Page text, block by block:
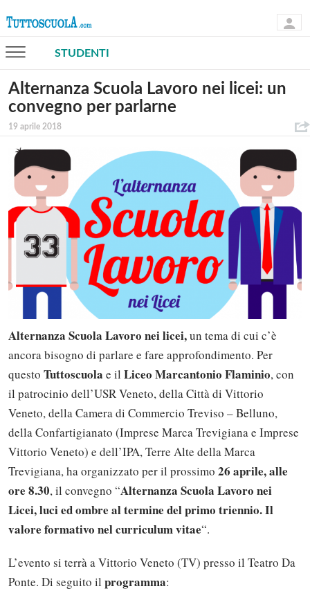
STUDENTI
Alternanza Scuola Lavoro nei licei: un
convegno per parlarne
19 aprile 2018
Alternanza Scuola Lavoro nei licei,un tema di cui c’è
ancora bisogno di parlare e fare approfondimento. Per
questo Tuttoscuola e il Liceo Marcantonio Flaminio, con
il patrocinio dell’USR Veneto, della Città di Vittorio
Veneto, della Camera di Commercio Treviso – Belluno,
della Confartigianato (Imprese Marca Trevigiana e Imprese
Vittorio Veneto) e dell’IPA, Terre Alte della Marca
Trevigiana, ha organizzato per il prossimo 26 aprile, alle
ore 8.30, il convegno “Alternanza Scuola Lavoro nei
Licei, luci ed ombre al termine del primo triennio. Il
valore formativo nel curriculum vitae“.
L’evento si terrà a Vittorio Veneto (TV) presso il Teatro Da
Ponte. Di seguito il programma: